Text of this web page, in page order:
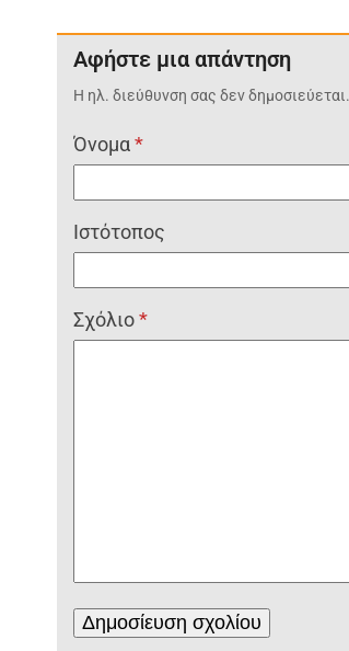
Αφήστε μια απάντηση
Η ηλ. διεύθυνση σας δεν δημοσιεύεται.
Όνομα*
Ιστότοπος
Σχόλιο*